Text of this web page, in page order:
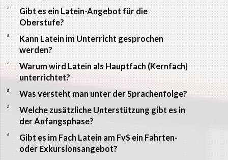
a
Gibt es ein Latein-Angebot für die
Oberstufe?
a
Kann Latein im Unterricht gesprochen
werden?
a
Warum wird Latein als Hauptfach (Kernfach)
unterrichtet?
a Was versteht man unter der Sprachenfolge?
a
Welche zusätzliche Unterstützung gibt es in
der Anfangsphase?
a
Gibt es im Fach Latein am FvS ein Fahrten-
oder Exkursionsangebot?